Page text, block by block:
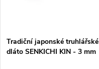
Tradiční japonské truhlářské
dláto SENKICHI KIN - 3 mm